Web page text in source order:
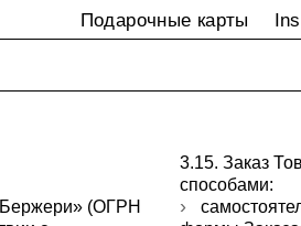
Подарочные карты
(ОГРН
3.15. Заказ
способами: